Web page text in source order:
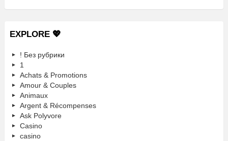
EXPLORE 💖
! Без рубрики
1
Achats & Promotions
Amour & Couples
Animaux
Argent & Récompenses
Ask Polyvore
Casino
casino